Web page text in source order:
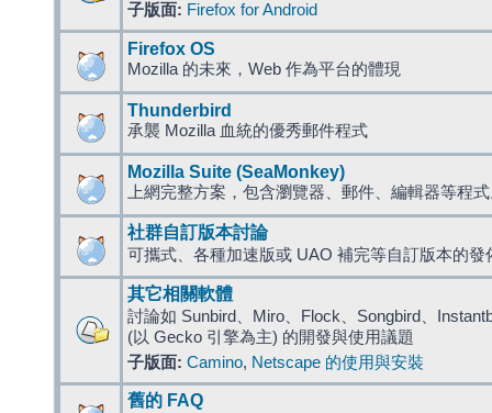
子版面: Firefox for Android
Firefox OS
Mozilla 的未來，Web 作為平台的體現
Thunderbird
承襲 Mozilla 血統的優秀郵件程式
Mozilla Suite (SeaMonkey)
上網完整方案，包含瀏覽器、郵件、編輯器等程
社群自訂版本討論
可攜式、各種加速版或 UAO 補完等自訂版本的發
其它相關軟體
討論如 Sunbird、Miro、Flock、Songbird、
(以 Gecko 引擎為主) 的開發與使用議題
子版面: Camino, Netscape 的使用與安裝
舊的 FAQ